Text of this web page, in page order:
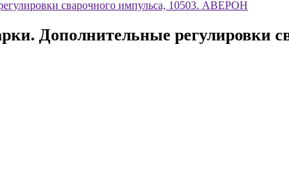
сварочного импульса, 10503. АВЕРОН
Дополнительные регулировки